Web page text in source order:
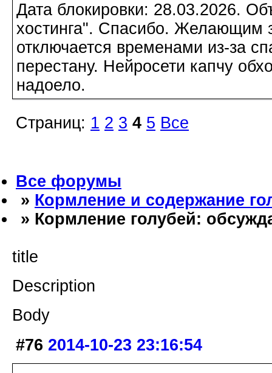
Дата блокировки: 28.03.2026.
хостинга". Спасибо. Желающим
отключается временами из-за
перестану. Нейросети капчу
надоело.
Страниц: 1 2 3 4 5 Все
Все форумы
» Кормление и содержание
» Кормление голубей:
title
Description
Body
#76 2014-10-23 23:16:54